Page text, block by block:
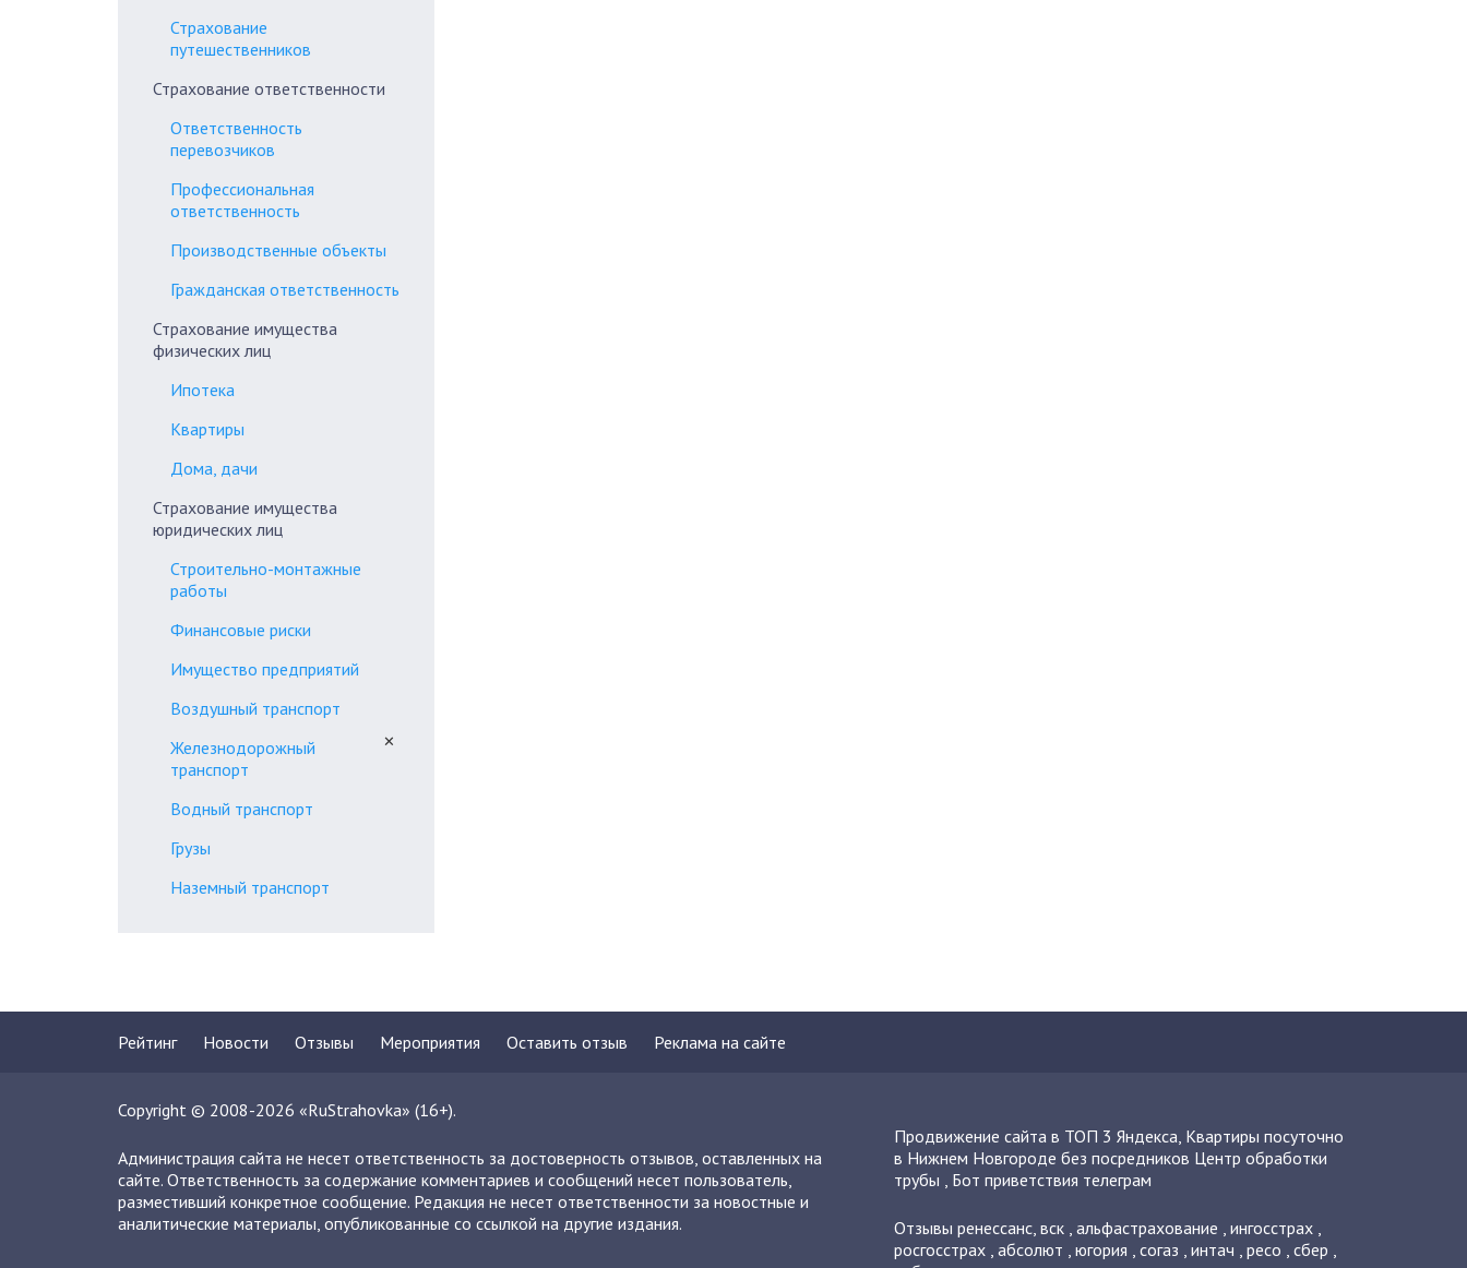
Страхование
путешественников
Страхование ответственности
Ответственность
перевозчиков
Профессиональная
ответственность
Производственные объекты
Гражданская ответственность
Страхование имущества
физических лиц
Ипотека
Квартиры
Дома, дачи
Страхование имущества
юридических лиц
Строительно-монтажные
работы
Финансовые риски
Имущество предприятий
Воздушный транспорт
Железнодорожный
транспорт
✕
Водный транспорт
Грузы
Наземный транспорт
Рейтинг Новости Отзывы Мероприятия Оставить отзыв Реклама на сайте
Copyright © 2008-2026 «RuStrahovka» (16+).
Администрация сайта не несет ответственность за достоверность отзывов, оставленных на
сайте. Ответственность за содержание комментариев и сообщений несет пользователь,
разместивший конкретное сообщение. Редакция не несет ответственности за новостные и
аналитические материалы, опубликованные со ссылкой на другие издания.
Продвижение сайта в ТОП 3 Яндекса, Квартиры посуточно
в Нижнем Новгороде без посредников Центр обработки
трубы , Бот приветствия телеграм
Отзывы ренессанс, вск, альфастрахование , ингосстрах,
росгосстрах, абсолют , югория , согаз , интач , ресо , сбер ,